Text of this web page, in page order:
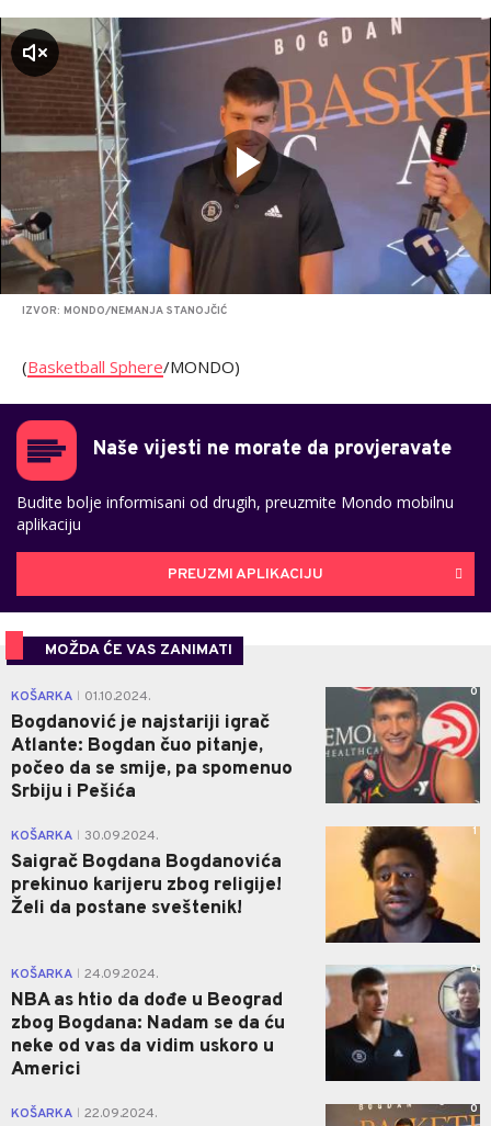
IZVOR: MONDO/NEMANJA STANOJČIĆ
(Basketball Sphere/MONDO)
Naše vijesti ne morate da provjeravate
Budite bolje informisani od drugih, preuzmite Mondo mobilnu
aplikaciju
PREUZMI APLIKACIJU
MOŽDA ĆE VAS ZANIMATI
KOŠARKA 01.10.2024.
Bogdanović je najstariji igrač
Atlante: Bogdan čuo pitanje,
počeo da se smije, pa spomenuo
Srbiju i Pešića
0
KOŠARKA 30.09.2024.
Saigrač Bogdana Bogdanovića
prekinuo karijeru zbog religije!
Želi da postane sveštenik!
1
KOŠARKA 24.09.2024.
NBA as htio da dođe u Beograd
zbog Bogdana: Nadam se da ću
neke od vas da vidim uskoro u
Americi
0
KOŠARKA 22.09.2024. 0